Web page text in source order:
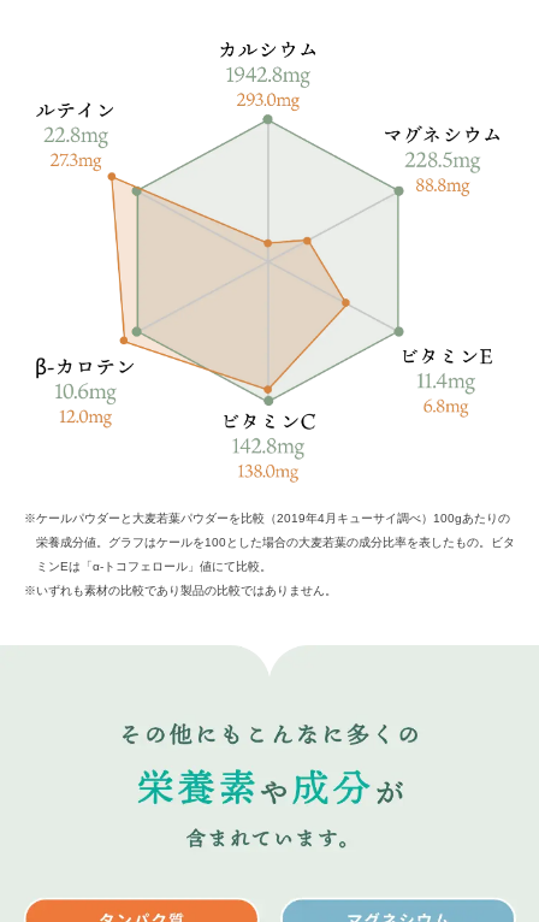
※ケールパウダーと大麦若葉パウダーを比較（2019年4月キューサイ調べ）100gあたりの
栄養成分値。グラフはケールを100とした場合の大麦若葉の成分比率を表したもの。ビタ
ミンEは「α-トコフェロール」値にて比較。
※いずれも素材の比較であり製品の比較ではありません。